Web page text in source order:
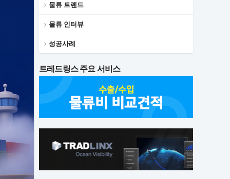
물류 트렌드
물류 인터뷰
성공사례
트레드링스 주요 서비스